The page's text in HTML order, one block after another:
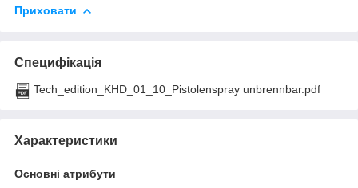
Приховати
Специфікація
Tech_edition_KHD_01_10_Pistolenspray unbrennbar.pdf
Характеристики
Основні атрибути